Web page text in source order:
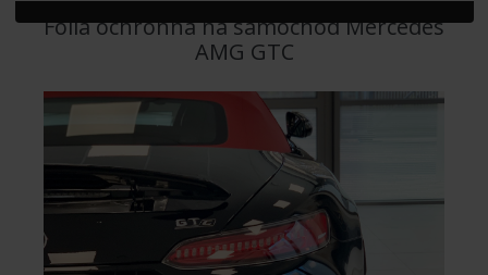
Folia ochronna na samochód Mercedes
AMG GTC